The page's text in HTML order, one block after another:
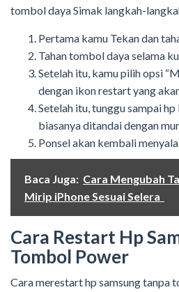
tombol daya Simak langkah-
Pertama kamu Tekan dan
Tahan tombol daya selama
Setelah itu, kamu pilih opsi
dengan ikon restart yang
Setelah itu, tunggu sampai
biasanya ditandai dengan
Ponsel akan kembali
Baca Juga: Cara Mengubah
Mirip iPhone Sesuai Selera
Cara Restart Hp
Tombol Power
Cara merestart hp samsung tanpa